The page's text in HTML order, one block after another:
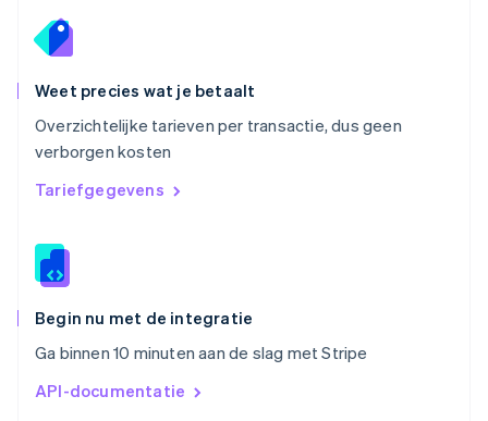
Weet precies wat je betaalt
Overzichtelijke tarieven per transactie, dus geen
verborgen kosten
Tariefgegevens
Begin nu met de integratie
Ga binnen 10 minuten aan de slag met Stripe
API-documentatie
Roemenië
English
English简体中文
EnglishItaliano
Slowakije
English
Spanje
Thailand
Tsjechië
English
简体中文English
English